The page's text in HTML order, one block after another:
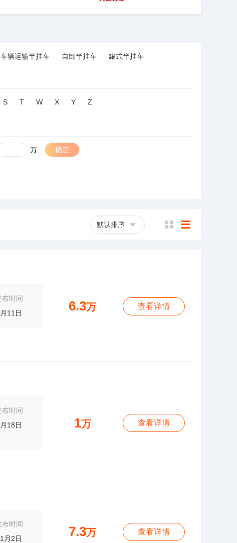
车辆运输半挂车 自卸半挂车 罐式半挂车
S T W X Y Z
万 确定
默认排序 横 列
布时间
11日
6.3万 查看详情
布时间
18日
1万 查看详情
布时间
月2日
7.3万 查看详情